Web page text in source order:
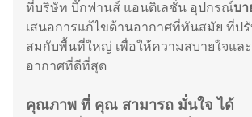
ที่บริษัท บิ๊กฟานส์ แอนติเลชั่น อุปกรณ์บา
เสนอการแก้ไขด้านอากาศที่ทันสมัย ที่ปรั
สมกับพื้นที่ใหญ่ เพื่อให้ความสบายใจแล
อากาศที่ดีที่สุด
คุณภาพ ที่ คุณ สามารถ มั่นใจ ได้